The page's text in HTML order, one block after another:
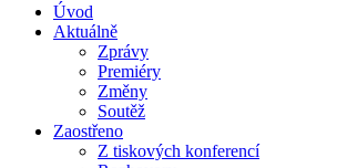
Úvod
Aktuálně
Zprávy
Premiéry
Změny
Soutěž
Zaostřeno
Z tiskových konferencí